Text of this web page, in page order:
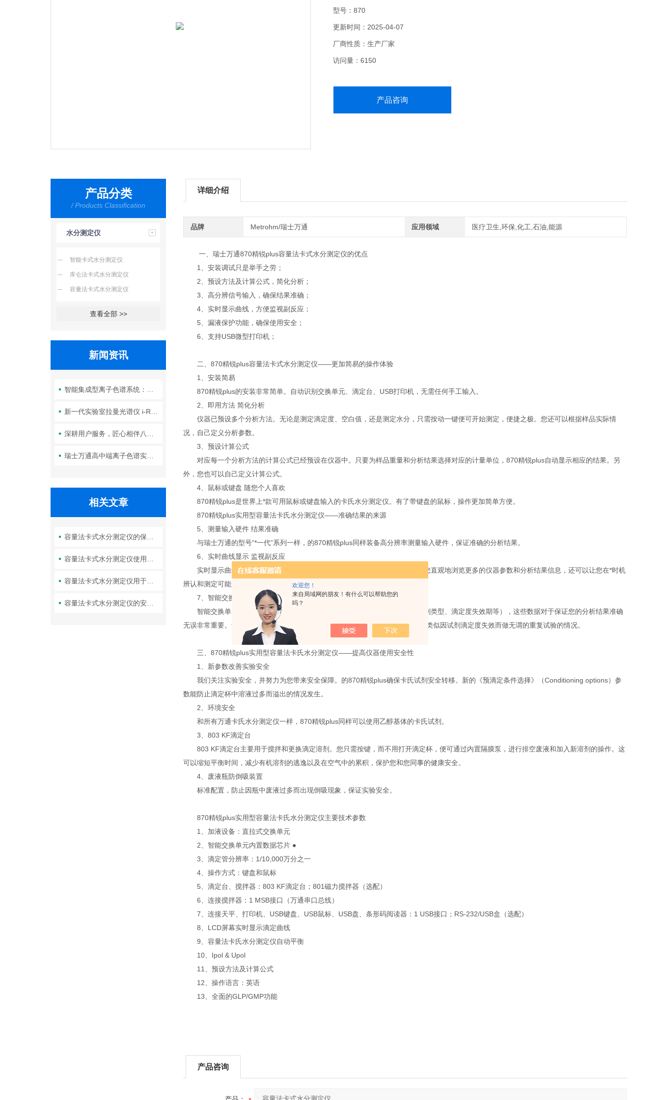
欢迎您！
来自局域网的朋友！有什么可以帮助您的
吗？
型号：870
更新时间：2025-04-07
厂商性质：生产厂家
访问量：6150
产品咨询
产品分类
/ Products Classification
水分测定仪
智能卡式水分测定仪
库仑法卡式水分测定仪
容量法卡式水分测定仪
查看全部 >>
新闻资讯
相关文章
容量法卡式水分测定仪用于测定各种样品中的水分含量
容量法卡式水分测定仪的安全性能详解
详细介绍
品牌 Metrohm/瑞士万通 应用领域 医疗卫生,环保,化工,石油,能源
一、瑞士万通870精锐plus容量法卡式水分测定仪的优点
1、安装调试只是举手之劳；
2、预设方法及计算公式，简化分析；
3、高分辨信号输入，确保结果准确；
4、实时显示曲线，方便监视副反应；
5、漏液保护功能，确保使用安全；
6、支持USB微型打印机；
二、870精锐plus容量法卡式水分测定仪——更加简易的操作体验
1、安装简易
870精锐plus的安装非常简单。自动识别交换单元、滴定台、USB打印机，无需任何手工输入。
2、即用方法 简化分析
仪器已预设多个分析方法。无论是测定滴定度、空白值，还是测定水分，只需按动一键便可开始测定，便捷之极。您还可以根据样品实际情
况，自己定义分析参数。
3、预设计算公式
对应每一个分析方法的计算公式已经预设在仪器中。只要为样品重量和分析结果选择对应的计量单位，870精锐plus自动显示相应的结果。另
外，您也可以自己定义计算公式。
4、鼠标或键盘 随您个人喜欢
870精锐plus是世界上*款可用鼠标或键盘输入的卡氏水分测定仪。有了带键盘的鼠标，操作更加简单方便。
870精锐plus实用型容量法卡氏水分测定仪——准确结果的来源
5、测量输入硬件 结果准确
与瑞士万通的型号“*一代”系列一样，的870精锐plus同样装备高分辨率测量输入硬件，保证准确的分析结果。
6、实时曲线显示 监视副反应
实时显示曲线的屏幕是瑞士万通卡氏水分测定仪的标准配备，它不但可以让您直观地浏览更多的仪器参数和分析结果信息，还可以让您在*时机
辨认和测定可能发生的副反应，以便将其抑制。
7、智能交换单元 方便好用
智能交换单元的芯片自动向滴定仪提供所有数据（包括滴定管体积、卡氏试剂类型、滴定度失效期等），这些数据对于保证您的分析结果准确
无误非常重要。也就是说，您总是可以在*化的条件下测定水分，因而避免了出现类似因试剂滴定度失效而做无谓的重复试验的情况。
三、870精锐plus实用型容量法卡氏水分测定仪——提高仪器使用安全性
1、新参数改善实验安全
我们关注实验安全，并努力为您带来安全保障。的870精锐plus确保卡氏试剂安全转移。新的《预滴定条件选择》（Conditioning options）参
数能防止滴定杯中溶液过多而溢出的情况发生。
2、环境安全
和所有万通卡氏水分测定仪一样，870精锐plus同样可以使用乙醇基体的卡氏试剂。
3、803 KF滴定台
803 KF滴定台主要用于搅拌和更换滴定溶剂。您只需按键，而不用打开滴定杯，便可通过内置隔膜泵，进行排空废液和加入新溶剂的操作。这
可以缩短平衡时间，减少有机溶剂的逃逸以及在空气中的累积，保护您和您同事的健康安全。
4、废液瓶防倒吸装置
标准配置，防止因瓶中废液过多而出现倒吸现象，保证实验安全。
870精锐plus实用型容量法卡氏水分测定仪主要技术参数
1、加液设备：直拉式交换单元
2、智能交换单元内置数据芯片 ●
3、滴定管分辨率：1/10,000万分之一
4、操作方式：键盘和鼠标
5、滴定台、搅拌器：803 KF滴定台；801磁力搅拌器（选配）
6、连接搅拌器：1 MSB接口（万通串口总线）
7、连接天平、打印机、USB键盘、USB鼠标、USB盘、条形码阅读器：1 USB接口；RS-232/USB盒（选配）
8、LCD屏幕实时显示滴定曲线
9、容量法卡氏水分测定仪自动平衡
10、Ipol & Upol
11、预设方法及计算公式
12、操作语言：英语
13、全面的GLP/GMP功能
产品咨询